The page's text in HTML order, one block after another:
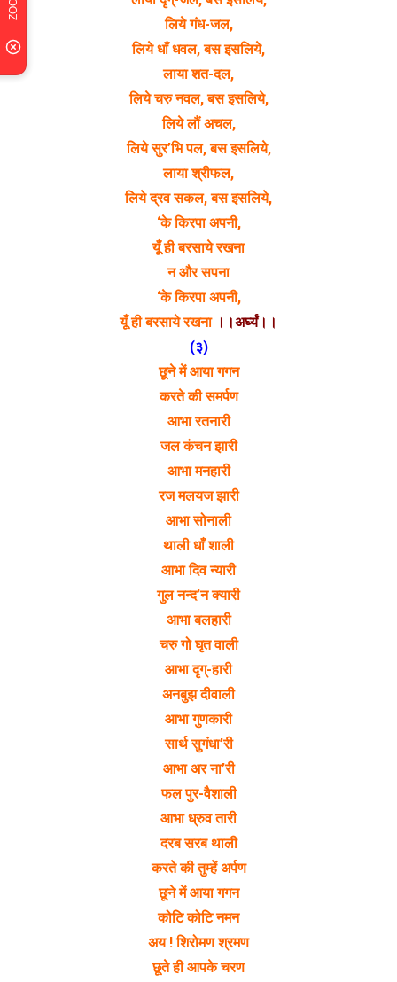
लिये गंध-जल,
लिये धाँ धवल, बस इसलिये,
लाया शत-दल,
लिये चरु नवल, बस इसलिये,
लिये लौं अचल,
लिये सुर’भि पल, बस इसलिये,
लाया श्रीफल,
लिये द्रव सकल, बस इसलिये,
‘के किरपा अपनी,
यूँ ही बरसाये रखना
न और सपना
‘के किरपा अपनी,
यूँ ही बरसाये रखना।।अर्घ्यं।।
(३)
छूने में आया गगन
करते की समर्पण
आभा रतनारी
जल कंचन झारी
आभा मनहारी
रज मलयज झारी
आभा सोनाली
थाली धाँ शाली
आभा दिव न्यारी
गुल नन्द’न क्यारी
आभा बलहारी
चरु गो घृत वाली
आभा दृग्-हारी
अनबुझ दीवाली
आभा गुणकारी
सार्थ सुगंधा’री
आभा अर ना’री
फल पुर-वैशाली
आभा ध्रुव तारी
दरब सरब थाली
करते की तुम्हें अर्पण
छूने में आया गगन
कोटि कोटि नमन
अय ! शिरोमण श्रमण
छूते ही आपके चरण